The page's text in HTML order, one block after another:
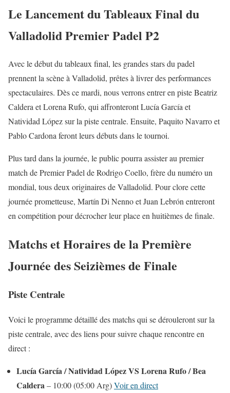
Le Lancement du Tableaux Final du
Valladolid Premier Padel P2
Avec le début du tableaux final, les grandes stars du padel
prennent la scène à Valladolid, prêtes à livrer des performances
spectaculaires. Dès ce mardi, nous verrons entrer en piste Beatriz
Caldera et Lorena Rufo, qui affronteront Lucía García et
Natividad López sur la piste centrale. Ensuite, Paquito Navarro et
Pablo Cardona feront leurs débuts dans le tournoi.
Plus tard dans la journée, le public pourra assister au premier
match de Premier Padel de Rodrigo Coello, frère du numéro un
mondial, tous deux originaires de Valladolid. Pour clore cette
journée prometteuse, Martín Di Nenno et Juan Lebrón entreront
en compétition pour décrocher leur place en huitièmes de finale.
Matchs et Horaires de la Première
Journée des Seizièmes de Finale
Piste Centrale
Voici le programme détaillé des matchs qui se dérouleront sur la
piste centrale, avec des liens pour suivre chaque rencontre en
direct :
Lucía García / Natividad López VS Lorena Rufo / Bea
Caldera– 10:00 (05:00 Arg)Voir en direct